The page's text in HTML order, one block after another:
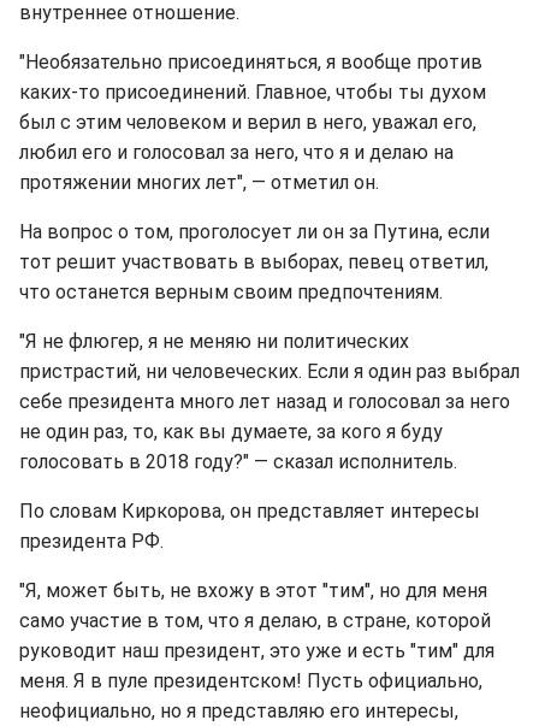
внутреннее отношение.
"Необязательно присоединяться, я вообще против
каких-то присоединений. Главное, чтобы ты духом
был с этим человеком и верил в него, уважал его,
любил его и голосовал за него, что я и делаю на
протяжении многих лет", — отметил он.
На вопрос о том, проголосует ли он за Путина, если
тот решит участвовать в выборах, певец ответил,
что останется верным своим предпочтениям.
"Я не флюгер, я не меняю ни политических
пристрастий, ни человеческих. Если я один раз выбрал
себе президента много лет назад и голосовал за него
не один раз, то, как вы думаете, за кого я буду
голосовать в 2018 году?" — сказал исполнитель.
По словам Киркорова, он представляет интересы
президента РФ.
"Я, может быть, не вхожу в этот "тим", но для меня
само участие в том, что я делаю, в стране, которой
руководит наш президент, это уже и есть "тим" для
меня. Я в пуле президентском! Пусть официально,
неофициально, но я представляю его интересы,